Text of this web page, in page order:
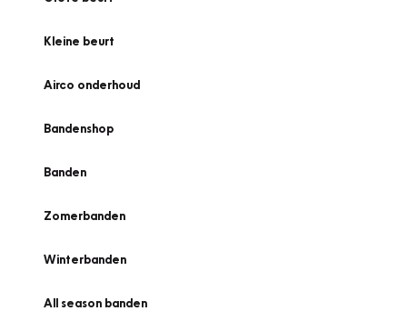
Kleine beurt
Airco onderhoud
Bandenshop
Banden
Zomerbanden
Winterbanden
All season banden